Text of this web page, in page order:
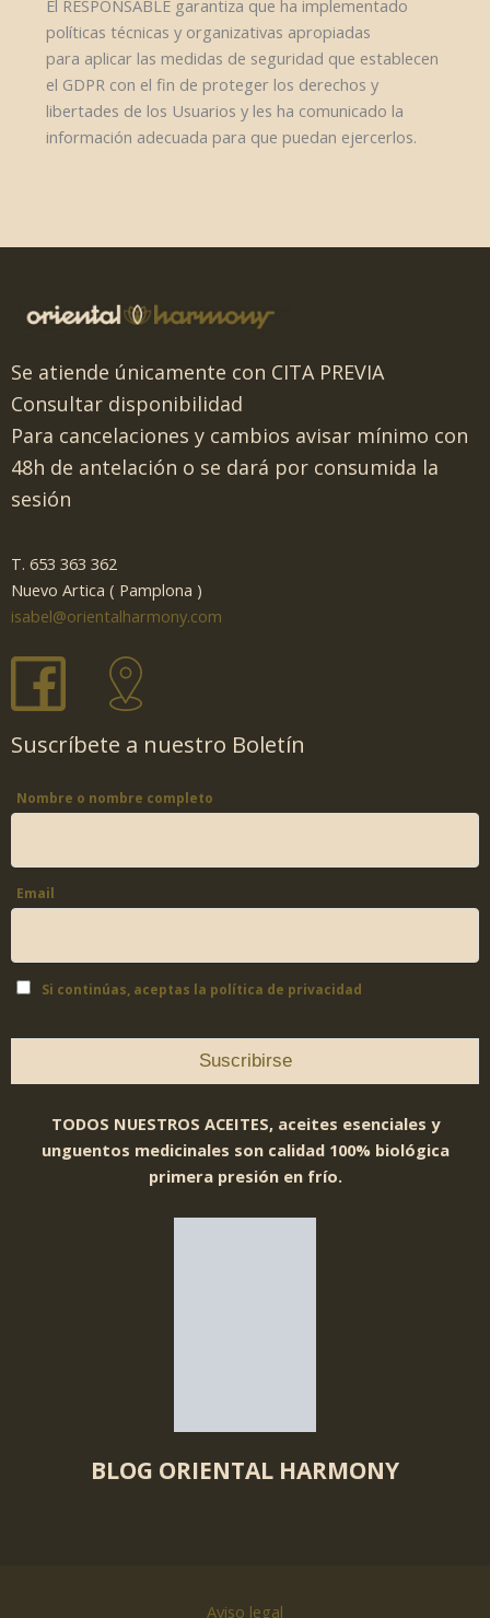
El RESPONSABLE garantiza que ha implementado
políticas técnicas y organizativas apropiadas
para aplicar las medidas de seguridad que establecen
el GDPR con el fin de proteger los derechos y
libertades de los Usuarios y les ha comunicado la
información adecuada para que puedan ejercerlos.
Se atiende únicamente con CITA PREVIA
Consultar disponibilidad
Para cancelaciones y cambios avisar mínimo con
48h de antelación o se dará por consumida la
sesión
T. 653 363 362
Nuevo Artica ( Pamplona )
isabel@orientalharmony.com
Suscríbete a nuestro Boletín
Nombre o nombre completo
Email
Si continúas, aceptas la política de privacidad
TODOS NUESTROS ACEITES, aceites esenciales y
unguentos medicinales son calidad 100% biológica
primera presión en frío.
BLOG ORIENTAL HARMONY
Aviso legal